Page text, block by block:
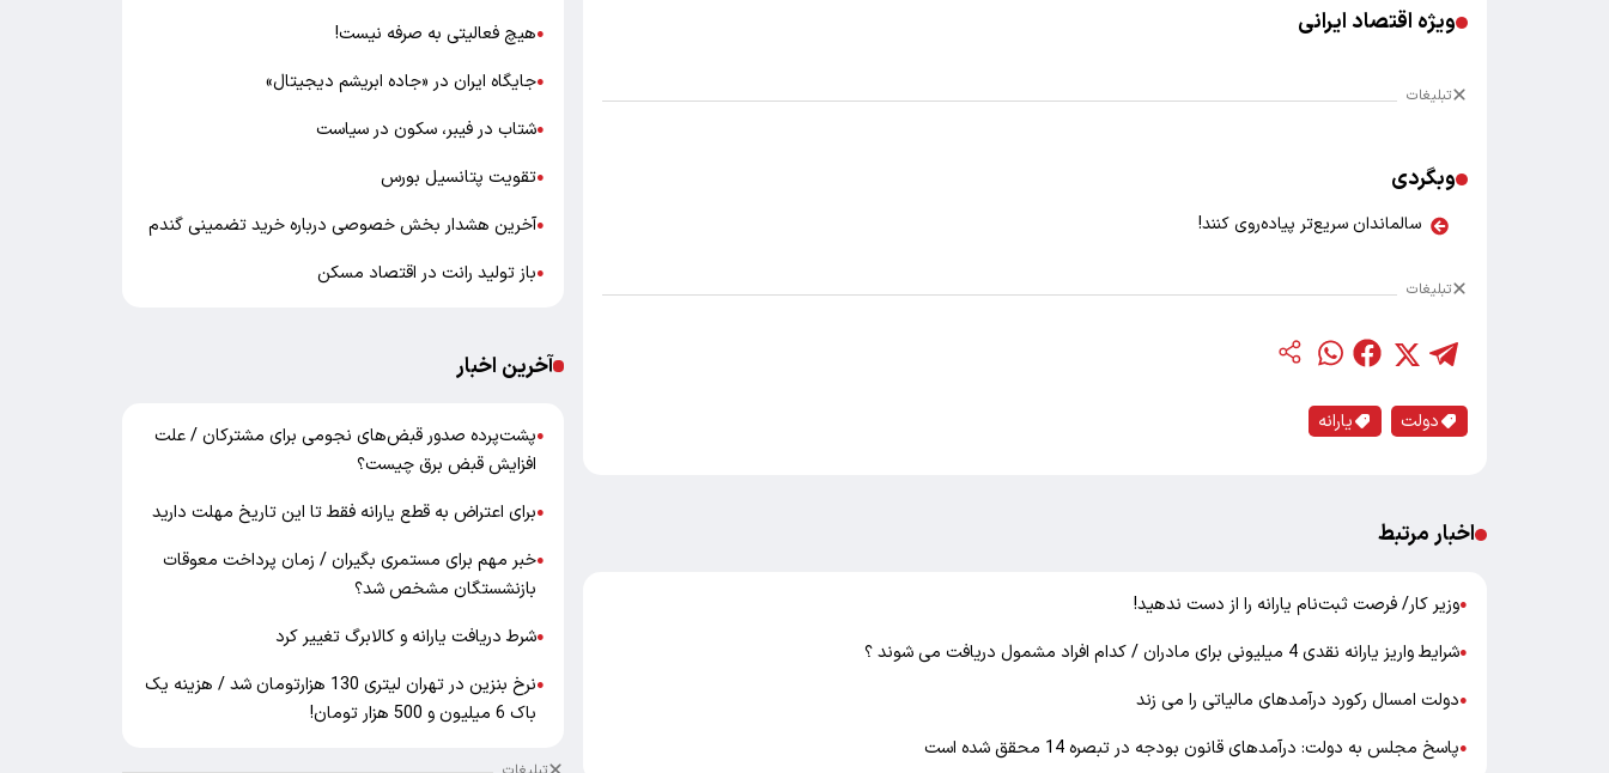
ویژه اقتصاد ایرانی
تبلیغات
وبگردی
سالماندان سریع‌تر پیاده‌روی کنند!
تبلیغات
دولت یارانه
اخبار مرتبط
●وزیر کار/ فرصت ثبت‌نام یارانه را از دست ندهید!
●شرایط واریز یارانه نقدی 4 میلیونی برای مادران / کدام افراد مشمول دریافت می شوند ؟
●دولت امسال رکورد درآمدهای مالیاتی را می زند
●پاسخ مجلس به دولت: درآمدهای قانون بودجه در تبصره 14 محقق شده است
●هیچ فعالیتی به صرفه نیست!
●جایگاه ایران در «جاده ابریشم دیجیتال»
●شتاب در فیبر، سکون در سیاست
●تقویت پتانسیل بورس
●آخرین هشدار بخش خصوصی درباره خرید تضمینی گندم
●باز تولید رانت در اقتصاد مسکن
آخرین اخبار
●پشت‌پرده صدور قبض‌های نجومی برای مشترکان / علت
افزایش قبض برق چیست؟
●برای اعتراض به قطع یارانه فقط تا این تاریخ مهلت دارید
●خبر مهم برای مستمری بگیران / زمان پرداخت معوقات
بازنشستگان مشخص شد؟
●شرط دریافت یارانه و کالابرگ تغییر کرد
●
نرخ بنزین در تهران لیتری 130 هزارتومان شد / هزینه یک
باک 6 میلیون و 500 هزار تومان!